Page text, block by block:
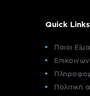
Quick Links
Ποιοι
Πολιτική